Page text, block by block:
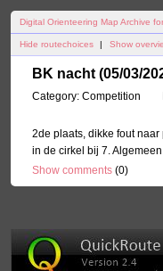
Digital Orienteering Map Archive
Hide routechoices Show
BK nacht (05/03/
Category: Competition
2de plaats, dikke fout
in de cirkel bij 7.
Show comments (0)